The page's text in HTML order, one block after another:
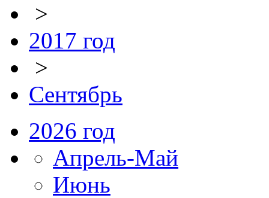
>
2017 год
>
Сентябрь
2026 год
Апрель-Май
Июнь